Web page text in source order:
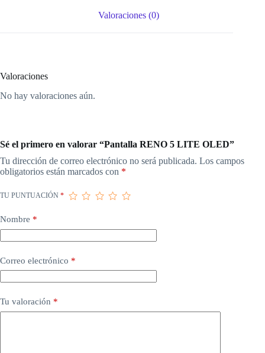
Valoraciones (0)
Valoraciones
No hay valoraciones aún.
Sé el primero en valorar “Pantalla RENO 5 LITE OLED”
Tu dirección de correo electrónico no será publicada. Los campos
obligatorios están marcados con *
TU PUNTUACIÓN *
Nombre *
Correo electrónico *
Tu valoración *